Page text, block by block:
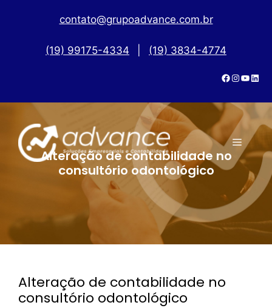
contato@grupoadvance.com.br
(19) 99175-4334 (19) 3834-4774
Alteração de contabilidade no
consultório odontológico
Alteração de contabilidade no
consultório odontológico